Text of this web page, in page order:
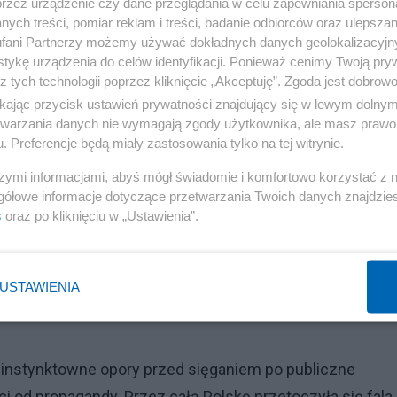
i na koniec miało być uroczyste zakończenie.
kilkadziesiąt. Zakończeniem projektu był
było czy wybrać kotleciki z delfina czy ze
Reklama
opory przed sięganiem po publiczne
treści, pomiar reklam i treści, badanie odbiorców oraz
Partnerzy możemy używać dokładnych danych
urządzenia do celów identyfikacji. Ponieważ cenimy Twoją
tych technologii poprzez kliknięcie „Akceptuję”. Zgoda jest
przycisk ustawień prywatności znajdujący się w lewym
danych nie wymagają zgody użytkownika, ale masz
Preferencje będą miały zastosowania tylko na tej witrynie.
informacjami, abyś mógł świadomie i komfortowo korzystać z
informacje dotyczące przetwarzania Twoich danych
oraz po kliknięciu w „Ustawienia”.
USTAWIENIA